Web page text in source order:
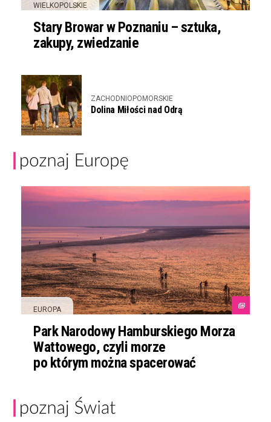
WIELKOPOLSKIE
Stary Browar w Poznaniu – sztuka,
zakupy, zwiedzanie
ZACHODNIOPOMORSKIE
Dolina Miłości nad Odrą
EUROPA
Park Narodowy Hamburskiego Morza
Wattowego, czyli morze
po którym można spacerować